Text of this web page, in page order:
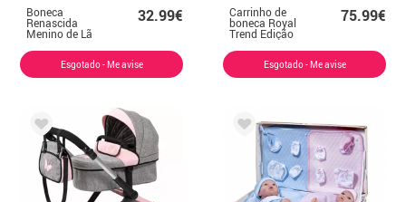
Boneca
Renascida
Menino de Lã
32.99€
Esgotado - Me avise
Carrinho de
boneca Royal
Trend Edição
vermelho e azul
75.99€
Esgotado - Me avise